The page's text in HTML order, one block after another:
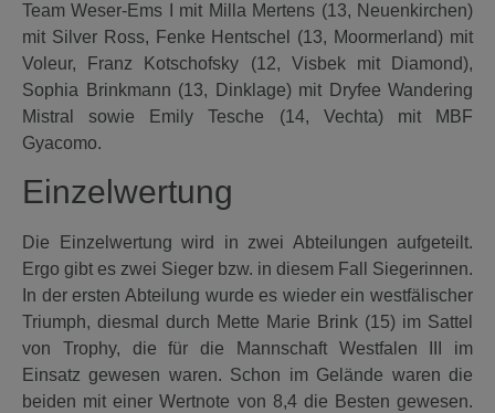
Team Weser-Ems I mit Milla Mertens (13, Neuenkirchen)
mit Silver Ross, Fenke Hentschel (13, Moormerland) mit
Voleur, Franz Kotschofsky (12, Visbek mit Diamond),
Sophia Brinkmann (13, Dinklage) mit Dryfee Wandering
Mistral sowie Emily Tesche (14, Vechta) mit MBF
Gyacomo.
Einzelwertung
Die Einzelwertung wird in zwei Abteilungen aufgeteilt.
Ergo gibt es zwei Sieger bzw. in diesem Fall Siegerinnen.
In der ersten Abteilung wurde es wieder ein westfälischer
Triumph, diesmal durch Mette Marie Brink (15) im Sattel
von Trophy, die für die Mannschaft Westfalen III im
Einsatz gewesen waren. Schon im Gelände waren die
beiden mit einer Wertnote von 8,4 die Besten gewesen.